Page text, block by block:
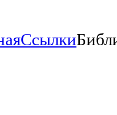
Ссылки